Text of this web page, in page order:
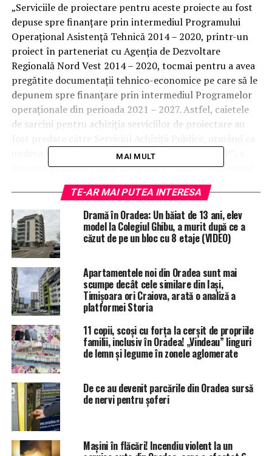
„Serviciile de proiectare pentru aceste proiecte au fost
depuse spre finanţare prin intermediul Programului
Operațional Asistență Tehnică 2014 – 2020, printr-un
proiect în parteneriat cu Agenția de Dezvoltare
Regională Nord Vest 2014 – 2020, tocmai pentru a avea
pregătite documentații tehnico-economice pe care să le
depunem spre finanțare prin intermediul Programelor
operaționale din perioada 2021 – 2027. Astfel, caietele
de sarcini pentru achiziţia serviciilor de proiectare au
undeva săptămâna viitoare să fie postate pe SEAP”, a
anunțat primarul Florin Birta, joi, 27 mai, în conferință
Potrivit acestuia, investiţia totală a fost estimată la 25
milioane de euro, valoarea achiziției pentru serviciile de
proiectare pentru cele două etape (I+II) fiide de circa
1,6 milioane lei, (fără TVA) .
Undă verde pentru tramvai
Prima etapă a proiectului vizează zona dintre
Prin acest proiect se va crea o undă verde pentru
tramvai, prin realizarea unui pasaj subteran în
intersecția dintre B-dul Magheru, str. Republicii, str.
Brașovului și str. Louis Pasteur (zona Magazinului
Crișul).
De asemenea, se va reabilita suprafața rutieră și
trotuarele aferente B-dului Gen. Magheru, de la
MAI MULT
TE-AR MAI PUTEA INTERESA
Dramă în Oradea: Un băiat de 13 ani, elev
model la Colegiul Ghibu, a murit după ce a
căzut de pe un bloc cu 8 etaje (VIDEO)
Apartamentele noi din Oradea sunt mai
scumpe decât cele similare din Iași,
Timișoara ori Craiova, arată o analiză a
platformei Storia
11 copii, scoși cu forța la cerșit de propriile
familii, inclusiv în Oradea! „Vindeau” linguri
de lemn și legume în zonele aglomerate
De ce au devenit parcările din Oradea sursă
de nervi pentru șoferi
Mașini în flăcări! Incendiu violent la un